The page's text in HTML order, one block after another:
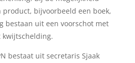
product, bijvoorbeeld een boek,
bestaan uit een voorschot met
bestaat uit secretaris Sjaak